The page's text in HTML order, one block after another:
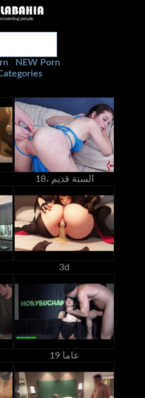
NEW Porn
18، السنة قديم
3d
19 عاما